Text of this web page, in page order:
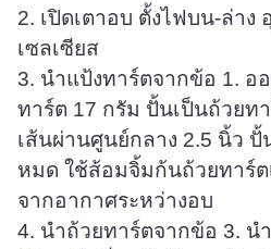
2. เปิดเตาอบ ตั้งไฟบน-ล่า
เซลเซียส
3. นำแป้งทาร์ตจากข้อ 1. อ
ทาร์ต 17 กรัม ปั้นเป็นถ้วยท
เส้นผ่านศูนย์กลาง 2.5 นิ้ว ปั้
หมด ใช้ส้อมจิ้มก้นถ้วยทาร์
จากอากาศระหว่างอบ
4. นำถ้วยทาร์ตจากข้อ 3. น